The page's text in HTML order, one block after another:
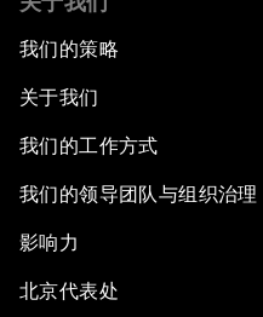
我们的策略
关于我们
我们的工作方式
我们的领导团队与组织治理
影响力
北京代表处